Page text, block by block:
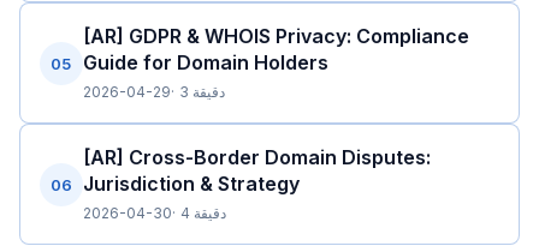
05
[AR] GDPR & WHOIS Privacy: Compliance
Guide for Domain Holders
2026-04-29 3 دقيقة
06
[AR] Cross-Border Domain Disputes:
Jurisdiction & Strategy
2026-04-30 4 دقيقة